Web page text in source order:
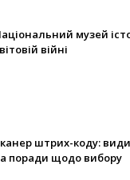
музей
війні
штрих-коду:
поради щодо вибору